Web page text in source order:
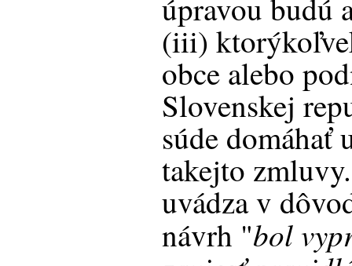
úpravou budú
(iii)
obce alebo
Slovenskej
súde domáhať
takejto
uvádza v
návrh "bol